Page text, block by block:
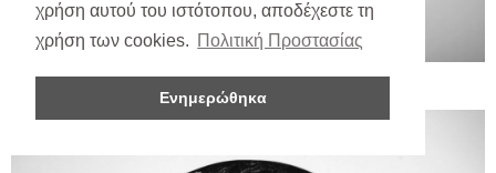
χρήση αυτού του ιστότοπου, αποδέχεστε τη
χρήση των cookies. Πολιτική Προστασίας
Ενημερώθηκα